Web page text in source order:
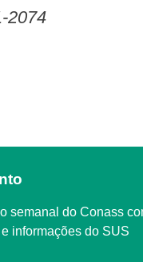
2074
informações do SUS